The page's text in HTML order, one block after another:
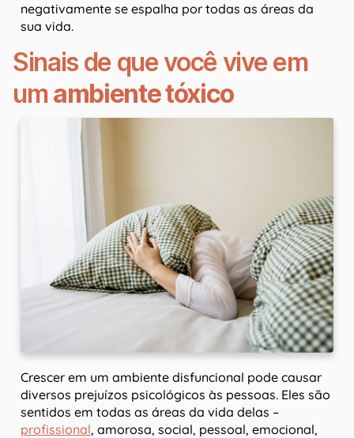
negativamente se espalha por todas as áreas da
sua vida.
Sinais de que você vive em
umambiente tóxico
Crescer em um ambiente disfuncional pode causar
diversos prejuízos psicológicos às pessoas. Eles são
sentidos em todas as áreas da vida delas –
profissional, amorosa, social, pessoal, emocional,